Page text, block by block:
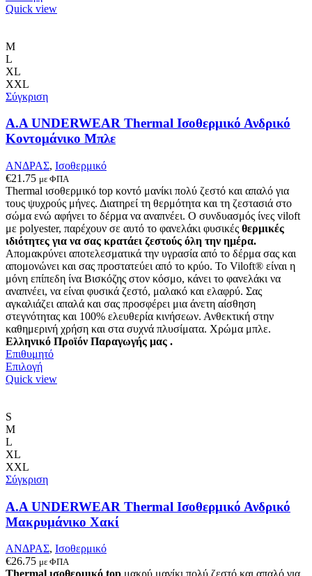
το
μπορούν
επιλεγούν
στη
σελίδα
προϊόντος
Quick view
M
L
XL
XXL
Σύγκριση
Α.A UNDERWEAR Thermal Ισοθερμικό Ανδρικό
Κοντομάνικο Μπλε
ΑΝΔΡΑΣ, Ισοθερμικό
€21.75 με ΦΠΑ
Thermal ισοθερμικό top κοντό μανίκι πολύ ζεστό και απαλό για
τους ψυχρούς μήνες. Διατηρεί τη θερμότητα και τη ζεστασιά στο
σώμα ενώ αφήνει το δέρμα να αναπνέει. Ο συνδυασμός ίνες viloft
με polyester, παρέχουν σε αυτό το φανελάκι φυσικές θερμικές
ιδιότητες για να σας κρατάει ζεστούς όλη την ημέρα.
Απομακρύνει αποτελεσματικά την υγρασία από το δέρμα σας και
απομονώνει και σας προστατεύει από το κρύο. Το Viloft® είναι η
μόνη επίπεδη ίνα Βισκόζης στον κόσμο, κάνει το φανελάκι να
αναπνέει, να είναι φυσικά ζεστό, μαλακό και ελαφρύ. Σας
αγκαλιάζει απαλά και σας προσφέρει μια άνετη αίσθηση
στεγνότητας και 100% ελευθερία κινήσεων. Ανθεκτική στην
καθημερινή χρήση και στα συχνά πλυσίματα. Χρώμα μπλε.
Ελληνικό Προϊόν Παραγωγής μας .
Επιθυμητό
ΕπιλογήΑυτό
το
να
στη
σελίδα
του
Quick view
S
M
L
XL
XXL
Σύγκριση
Α.A UNDERWEAR Thermal Ισοθερμικό Ανδρικό
Μακρυμάνικο Χακί
ΑΝΔΡΑΣ, Ισοθερμικό
€26.75 με ΦΠΑ